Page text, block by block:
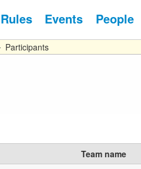
Rules Events People
Participants
Team name